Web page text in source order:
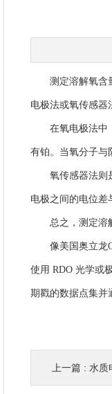
测定溶解氧含
电极法或氧传感器
在氧电极法中
有铂。当氧分子与
氧传感器法则
电极之间的电位差
总之，测定溶
像美国奥立龙
使用 RDO 光学或
期戳的数据点集并
上一篇 : 水质